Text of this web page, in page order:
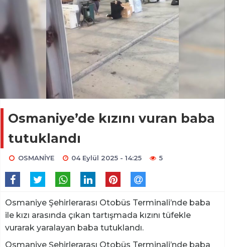
Osmaniye’de kızını vuran baba
tutuklandı
OSMANİYE 04 Eylül 2025 - 14:25 5
Osmaniye Şehirlerarası Otobüs Terminali’nde baba
ile kızı arasında çıkan tartışmada kızını tüfekle
vurarak yaralayan baba tutuklandı.
Osmaniye Şehirlerarası Otobüs Terminali’nde baba